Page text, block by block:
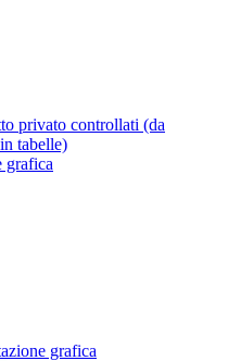
privato controllati (da
tabelle)
grafica
grafica